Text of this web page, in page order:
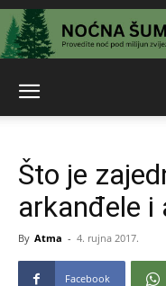
Što je
arkanđele i
By Atma - 4. rujna 2017.
Facebook